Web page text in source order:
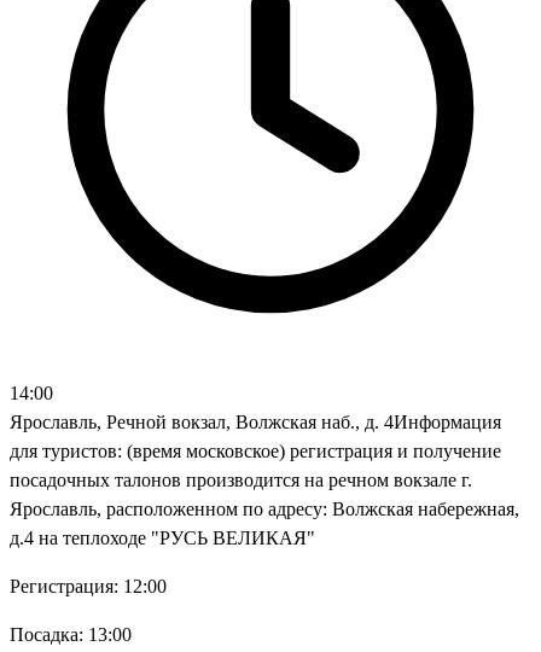
14:00
Ярославль, Речной вокзал, Волжская наб., д. 4Информация
для туристов: (время московское) регистрация и получение
посадочных талонов производится на речном вокзале г.
Ярославль, расположенном по адресу: Волжская набережная,
д.4 на теплоходе "РУСЬ ВЕЛИКАЯ"
Регистрация: 12:00
Посадка: 13:00